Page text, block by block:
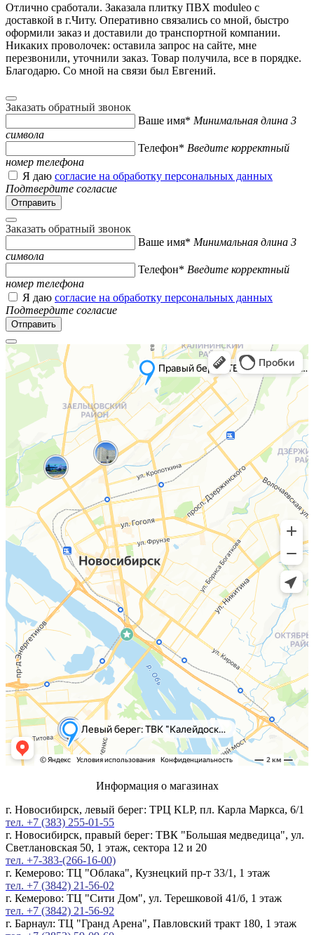
Отлично сработали. Заказала плитку ПВХ moduleo с
доставкой в г.Читу. Оперативно связались со мной, быстро
оформили заказ и доставили до транспортной компании.
Никаких проволочек: оставила запрос на сайте, мне
перезвонили, уточнили заказ. Товар получила, все в порядке.
Благодарю. Со мной на связи был Евгений.
Заказать обратный звонок
Ваше имя* Минимальная длина 3
символа
Телефон* Введите корректный
номер телефона
Я даю согласие на обработку персональных данных
Подтвердите согласие
Заказать обратный звонок
Ваше имя* Минимальная длина 3
символа
Телефон* Введите корректный
номер телефона
Я даю согласие на обработку персональных данных
Подтвердите согласие
Информация о магазинах
г. Новосибирск, левый берег: ТРЦ KLP, пл. Карла Маркса, 6/1
тел. +7 (383) 255-01-55
г. Новосибирск, правый берег: ТВК "Большая медведица", ул.
Светлановская 50, 1 этаж, сектора 12 и 20
тел. +7-383-(266-16-00)
г. Кемерово: ТЦ "Облака", Кузнецкий пр-т 33/1, 1 этаж
тел. +7 (3842) 21-56-02
г. Кемерово: ТЦ "Сити Дом", ул. Терешковой 41/б, 1 этаж
тел. +7 (3842) 21-56-92
г. Барнаул: ТЦ "Гранд Арена", Павловский тракт 180, 1 этаж